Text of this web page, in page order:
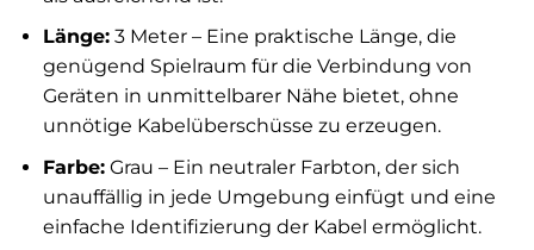
Länge:3 Meter – Eine praktische Länge, die
genügend Spielraum für die Verbindung von
Geräten in unmittelbarer Nähe bietet, ohne
unnötige Kabelüberschüsse zu erzeugen.
Farbe:Grau – Ein neutraler Farbton, der sich
unauffällig in jede Umgebung einfügt und eine
einfache Identifizierung der Kabel ermöglicht.